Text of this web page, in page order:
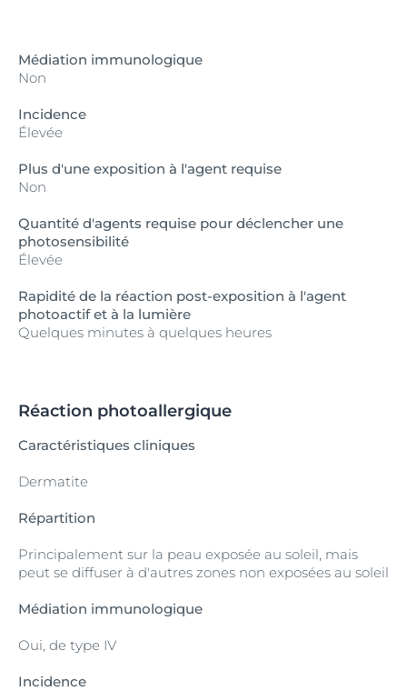
Médiation immunologique
Non
Incidence
Élevée
Plus d'une exposition à l'agent requise
Non
Quantité d'agents requise pour déclencher une
photosensibilité
Élevée
Rapidité de la réaction post-exposition à l'agent
photoactif et à la lumière
Quelques minutes à quelques heures
Réaction photoallergique
Caractéristiques cliniques
Dermatite
Répartition
Principalement sur la peau exposée au soleil, mais
peut se diffuser à d'autres zones non exposées au soleil
Médiation immunologique
Oui, de type IV
Incidence